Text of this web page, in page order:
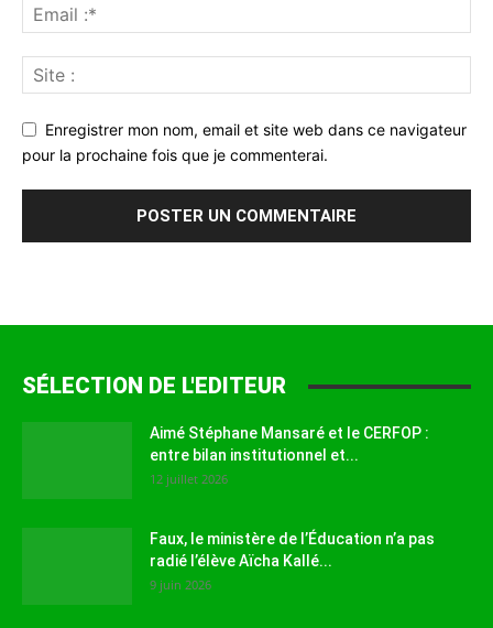
Enregistrer mon nom, email et site web dans ce navigateur
pour la prochaine fois que je commenterai.
SÉLECTION DE L'EDITEUR
Aimé Stéphane Mansaré et le CERFOP :
entre bilan institutionnel et...
12 juillet 2026
Faux, le ministère de l’Éducation n’a pas
radié l’élève Aïcha Kallé...
9 juin 2026